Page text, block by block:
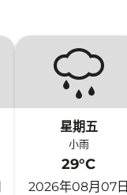
星期五
小雨
29°C
2026年08月07日